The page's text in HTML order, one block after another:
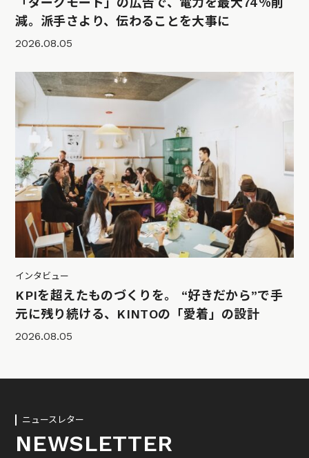
減。派手さより、伝わることを大事に
2026.08.05
インタビュー
KPIを超えたものづくりを。 “好きだから”で手
元に残り続ける、KINTOの「愛着」の設計
2026.08.05
ニュースレター
NEWSLETTER